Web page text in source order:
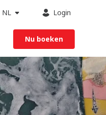
NL Login
Nu boeken